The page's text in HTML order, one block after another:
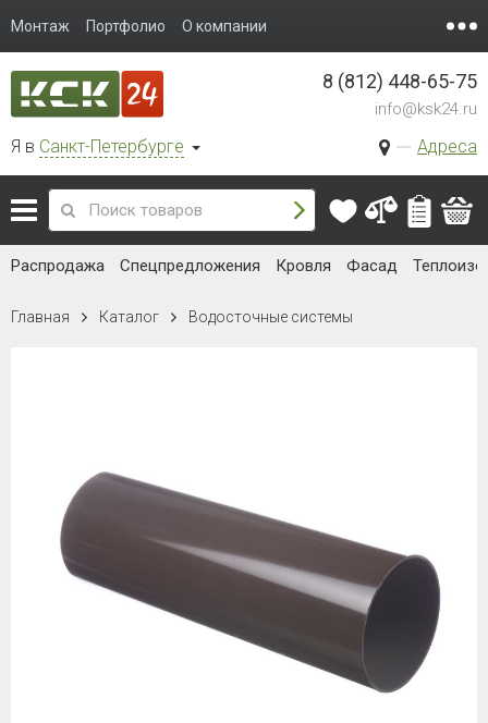
Монтаж Портфолио О компании
Я в Санкт-Петербурге Адреса
8 (812) 448-65-75
info@ksk24.ru
Распродажа Спецпредложения Кровля Фасад
Главная Каталог Водосточные системы